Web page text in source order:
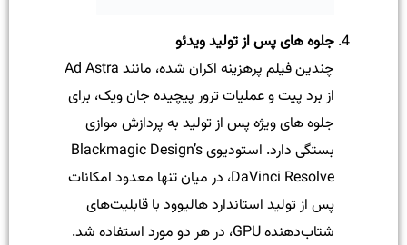
جلوه های پس از تولید ویدئو
چندین فیلم پرهزینه اکران شده، مانند Ad Astra
از برد پیت و عملیات ترور پیچیده جان ویک، برای
جلوه های ویژه پس از تولید به پردازش موازی
بستگی دارد. استودیوی Blackmagic Design’s
DaVinci Resolve، در میان تنها معدود امکانات
پس از تولید استاندارد هالیوود با قابلیت‌های
شتاب‌دهنده GPU، در هر دو مورد استفاده شد.